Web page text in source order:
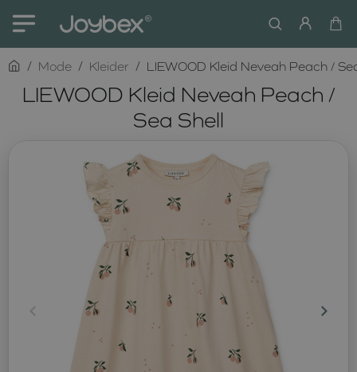
LIEWOOD Kleid Neveah Peach /
Sea Shell
homeMode Kleider LIEWOOD Kleid Neveah Peach /